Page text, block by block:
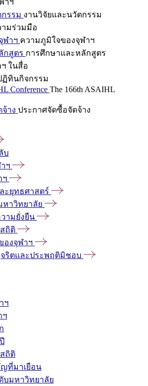
าฯ
รรม งานวิจัยและนวัตกรรม
ามร่วมมือ
ฬาฯ ความภูมิใจของจุฬาฯ
กสูตร การศึกษาและหลักสูตร
ในสื่อ
ฏิทินกิจกรรม
Conference The 166th ASAIHL
าง ประกาศจัดซื้อจัดจ้าง
บ
ฯ
ฯ
ะยุทธศาสตร์
าวิทยาลัย
ามยั่งยืน
ถิติ
องจุฬาฯ
จริตและประพฤติมิชอบ
ฯ
ฯ
ถิติ
ที่มาเยือน
บมหาวิทยาลัย